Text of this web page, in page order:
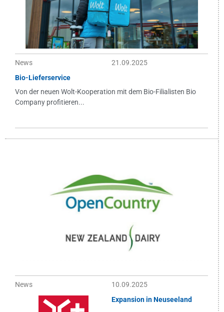
News
21.09.2025
Bio-Lieferservice
Von der neuen Wolt-Kooperation mit dem Bio-Filialisten Bio
Company profitieren...
News
10.09.2025
Expansion in Neuseeland